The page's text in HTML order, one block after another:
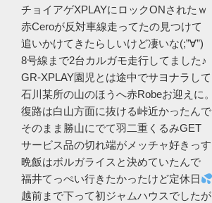
チョイアゲXPLAYにロックONされたｗ
赤Ceroが反対車線走ってたの見つけて
追いかけてきたらしいけど凄いな(;”∀”)
8号線まで2台カルガモ走行してました♪
GR-XPLAY園児とは途中でサヨナラして
石川某所の山のほうへ赤Robeお迎えに。
復路は白山方面に抜ける峠近かったんで
そのまま勝山にでて羽二重くるみGET
サービス品の切れ端がメッチャ好きっす
晩飯はボルガライスと決めていたんで
福井てっぺい行きたかったけど定休日
越前まで下って初ジャムハウスでしたが